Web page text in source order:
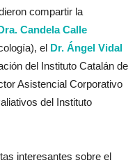
compartir la
Candela Calle
el Dr. Ángel Vidal
del Instituto Catalán de
Asistencial Corporativo
del Instituto
interesantes sobre el